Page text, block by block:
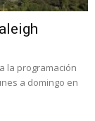
la programación
a domingo en